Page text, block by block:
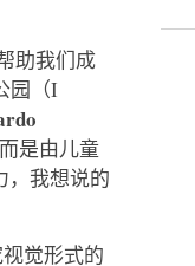
助我们成
园（I
是由儿童
，我想说的
觉形式的